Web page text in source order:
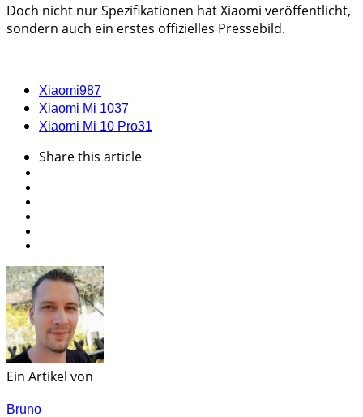
Doch nicht nur Spezifikationen hat Xiaomi veröffentlicht,
sondern auch ein erstes offizielles Pressebild.
Xiaomi987
Xiaomi Mi 1037
Xiaomi Mi 10 Pro31
Sharethis article
Ein Artikel von
Bruno